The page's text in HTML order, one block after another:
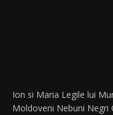
Ion si Maria Legile lui
Moldoveni Nebuni Negri